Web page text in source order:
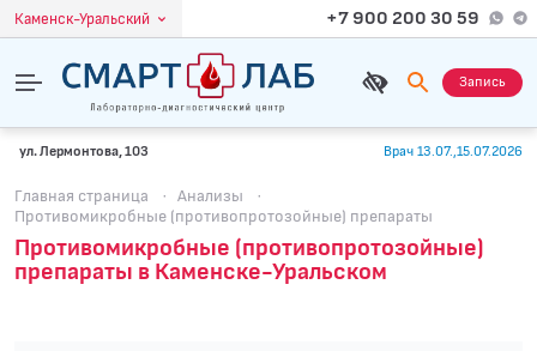
Каменск-Уральский +7 900 200 30 59
Запись
ул. Лермонтова, 103 Врач 13.07.,15.07.2026
Главная страница · Анализы
·
Противомикробные (противопротозойные) препараты
Противомикробные (противопротозойные)
препараты в Каменске-Уральском